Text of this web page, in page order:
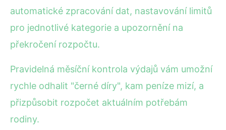
automatické zpracování dat, nastavování limitů
pro jednotlivé kategorie a upozornění na
překročení rozpočtu.
Pravidelná měsíční kontrola výdajů vám umožní
rychle odhalit "černé díry", kam peníze mizí, a
přizpůsobit rozpočet aktuálním potřebám
rodiny.